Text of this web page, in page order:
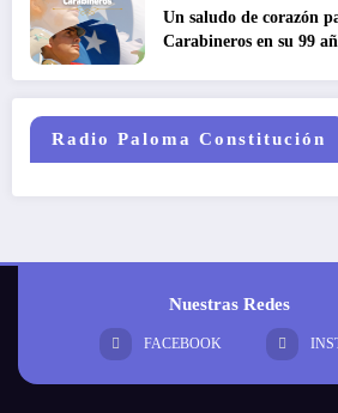
Un saludo de corazón
Carabineros en su 99
Radio Paloma Constitución
Nuestras Redes
FACEBOOK